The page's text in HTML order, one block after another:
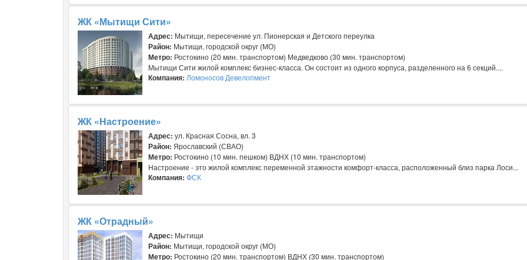
ЖК «Мытищи Сити»
Адрес: Мытищи, пересечение ул. Пионерская и Детского переулка
Район: Мытищи, городской округ (МО)
Метро: Ростокино (20 мин. транспортом) Медведково (30 мин. транспортом)
Мытищи Сити жилой комплекс бизнес-класса. Он состоит из одного корпуса, разделенного на 6 секций....
Компания: Ломоносов Девелопмент
ЖК «Настроение»
Адрес: ул. Красная Сосна, вл. 3
Район: Ярославский (СВАО)
Метро: Ростокино (10 мин. пешком) ВДНХ (10 мин. транспортом)
Настроение - это жилой комплекс переменной этажности комфорт-класса, расположенный близ парка Лоси...
Компания: ФСК
ЖК «Отрадный»
Адрес: Мытищи
Район: Мытищи, городской округ (МО)
Метро: Ростокино (20 мин. транспортом) ВДНХ (30 мин. транспортом)